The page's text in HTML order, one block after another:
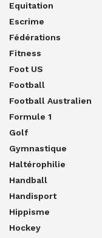
Equitation
Escrime
Fédérations
Fitness
Foot US
Football
Football Australien
Formule 1
Golf
Gymnastique
Haltérophilie
Handball
Handisport
Hippisme
Hockey